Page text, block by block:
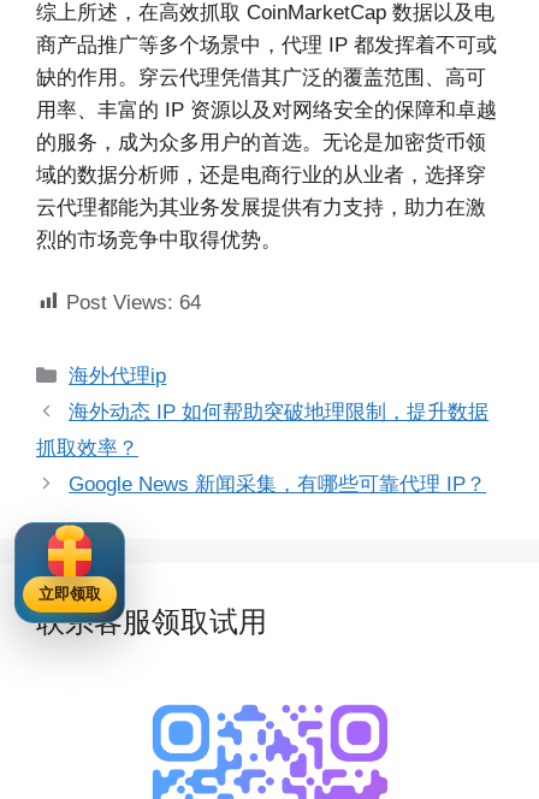
综上所述，在高效抓取 CoinMarketCap 数据以及电
商产品推广等多个场景中，代理 IP 都发挥着不可或
缺的作用。穿云代理凭借其广泛的覆盖范围、高可
用率、丰富的 IP 资源以及对网络安全的保障和卓越
的服务，成为众多用户的首选。无论是加密货币领
域的数据分析师，还是电商行业的从业者，选择穿
云代理都能为其业务发展提供有力支持，助力在激
烈的市场竞争中取得优势。
Post Views: 64
分
类
海外代理ip
海外动态 IP 如何帮助突破地理限制，提升数据
抓取效率？
Google News 新闻采集，有哪些可靠代理 IP？
联系客服领取试用
立即领取